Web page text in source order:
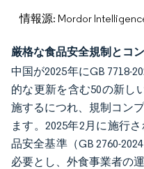
情報源: Mordor
厳格な食品安全規制とコ
中国が2025年にGB 7718-
的な更新を含む50の新し
施するにつれ、規制コン
ます。2025年2月に施行
品安全基準（GB 2760-
必要とし、外食事業者の